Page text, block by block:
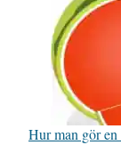
Hur man gör